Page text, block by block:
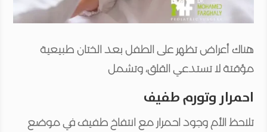
هناك أعراض تظهر على الطفل بعد الختان طبيعية
مؤقتة لا تستدعي القلق، وتشمل
احمرار وتورم طفيف
تلاحظ الأم وجود احمرار مع انتفاخ طفيف في موضع